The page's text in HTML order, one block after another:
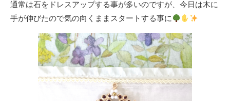
通常は石をドレスアップする事が多いのですが、今日は木に
手が伸びたので気の向くままスタートする事に